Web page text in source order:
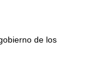
de los